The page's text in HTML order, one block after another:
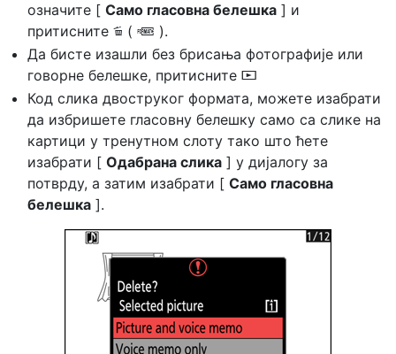
означите [ Само гласовна белешка ] и
притисните O ( Q ).
Да бисте изашли без брисања фотографије или
говорне белешке, притисните D
Код слика двоструког формата, можете изабрати
да избришете гласовну белешку само са слике на
картици у тренутном слоту тако што ћете
изабрати [ Одабрана слика ] у дијалогу за
потврду, а затим изабрати [ Само гласовна
белешка ].